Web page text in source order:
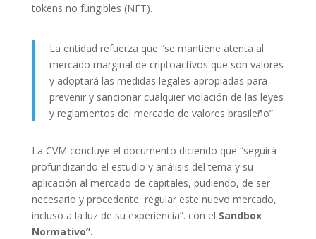
tokens no fungibles (NFT).
La entidad refuerza que “se mantiene atenta al
mercado marginal de criptoactivos que son valores
y adoptará las medidas legales apropiadas para
prevenir y sancionar cualquier violación de las leyes
y reglamentos del mercado de valores brasileño”.
La CVM concluye el documento diciendo que “seguirá
profundizando el estudio y análisis del tema y su
aplicación al mercado de capitales, pudiendo, de ser
necesario y procedente, regular este nuevo mercado,
incluso a la luz de su experiencia”. con el Sandbox
Normativo”.